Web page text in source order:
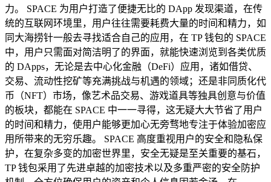
力。 SPACE 为用户打造了便捷无比的 DApp 发现渠道，在传
统的互联网环境里，用户往往需要耗费大量的时间和精力，如
同大海捞针一般去寻找适合自己的应用，在 TP 钱包的 SPACE
中，用户只需面对简洁明了的界面，就能快速浏览到各类优质
的 DApps，无论是去中心化金融（DeFi）应用，诸如借贷、
交易、流动性挖矿等充满挑战与机遇的领域；还是非同质化代
币（NFT）市场，像艺术品交易、游戏道具等独具创意与价值
的板块，都能在 SPACE 中一一寻得，这无疑大大节省了用户
的时间和精力，使用户能够更加心无旁骛地专注于体验加密应
用所带来的无穷乐趣。 SPACE 高度重视用户的安全和隐私保
护，在复杂多变的加密世界里，安全无疑是至关重要的基石，
TP 钱包采用了先进卓越的加密技术以及多重严密的安全防护